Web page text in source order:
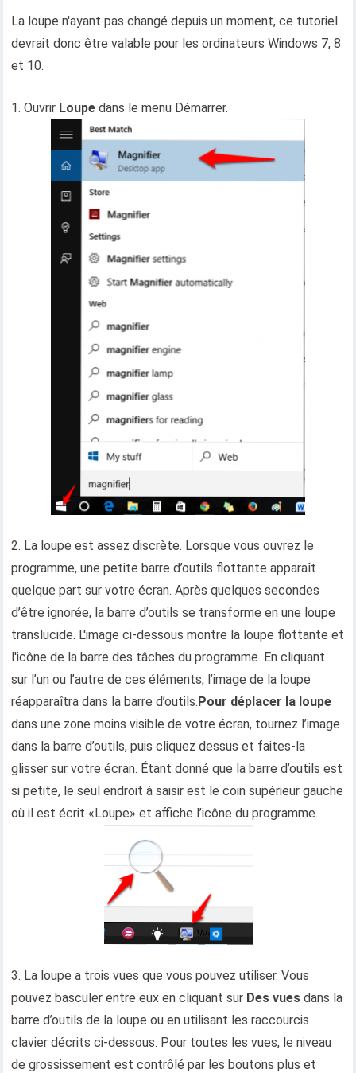
La loupe n'ayant pas changé depuis un moment, ce tutoriel
devrait donc être valable pour les ordinateurs Windows 7, 8
et 10.
1. Ouvrir Loupe dans le menu Démarrer.
2. La loupe est assez discrète. Lorsque vous ouvrez le
programme, une petite barre d’outils flottante apparaît
quelque part sur votre écran. Après quelques secondes
d’être ignorée, la barre d’outils se transforme en une loupe
translucide. L'image ci-dessous montre la loupe flottante et
l'icône de la barre des tâches du programme. En cliquant
sur l’un ou l’autre de ces éléments, l’image de la loupe
réapparaîtra dans la barre d’outils.Pour déplacer la loupe
dans une zone moins visible de votre écran, tournez l’image
dans la barre d’outils, puis cliquez dessus et faites-la
glisser sur votre écran. Étant donné que la barre d’outils est
si petite, le seul endroit à saisir est le coin supérieur gauche
où il est écrit «Loupe» et affiche l’icône du programme.
3. La loupe a trois vues que vous pouvez utiliser. Vous
pouvez basculer entre eux en cliquant sur Des vues dans la
barre d’outils de la loupe ou en utilisant les raccourcis
clavier décrits ci-dessous. Pour toutes les vues, le niveau
de grossissement est contrôlé par les boutons plus et